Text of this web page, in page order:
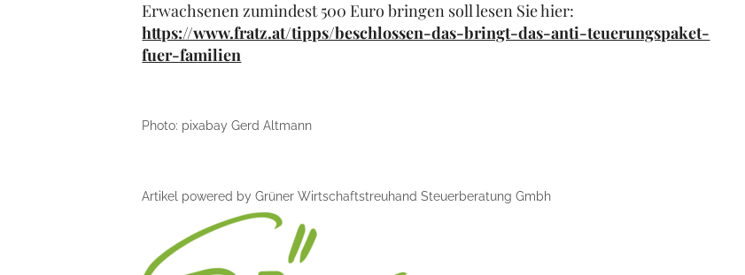
Erwachsenen zumindest 500 Euro bringen soll lesen Sie hier:
https://www.fratz.at/tipps/beschlossen-das-bringt-das-anti-teuerungspaket-
fuer-familien
Photo: pixabay Gerd Altmann
Artikel powered by Grüner Wirtschaftstreuhand Steuerberatung Gmbh